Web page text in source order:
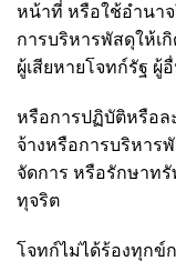
หน้าที่ หรือใช้อำนา
การบริหารพัสดุให้เ
ผู้เสียหายโจทก์รัฐ ผู้
หรือการปฏิบัติหรือล
จ้างหรือการบริหาร
จัดการ หรือรักษาท
ทุจริต
โจทก์ไม่ได้ร้องทุกข์